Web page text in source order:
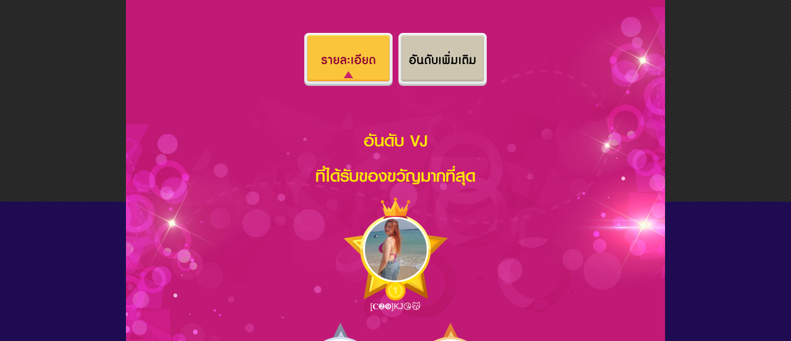
รายละเอียด อันดับเพิ่มเติม
อันดับ VJ
ที่ได้รับของขวัญมากที่สุด
[𝐂❷❾]KJ😘😽